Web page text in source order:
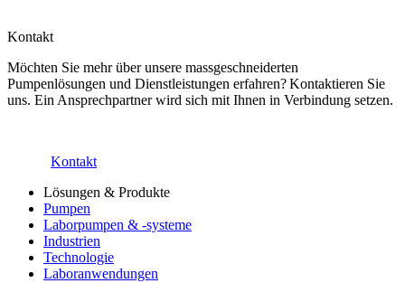
Kontakt
Möchten Sie mehr über unsere massgeschneiderten
Pumpenlösungen und Dienstleistungen erfahren? Kontaktieren Sie
uns. Ein Ansprechpartner wird sich mit Ihnen in Verbindung setzen.
Kontakt
Lösungen & Produkte
Pumpen
Laborpumpen & -systeme
Industrien
Technologie
Laboranwendungen